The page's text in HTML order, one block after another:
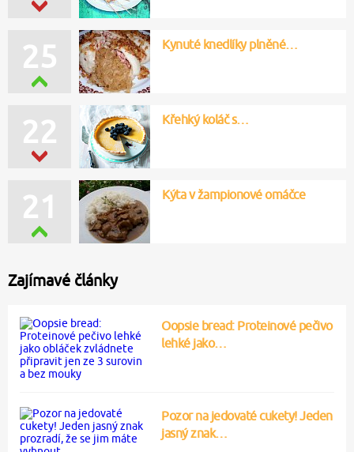
25 Kynuté knedlíky plněné…
22 Křehký koláč s…
21 Kýta v žampionové omáčce
Zajímavé články
Oopsie bread: Proteinové pečivo
lehké jako…
Pozor na jedovaté cukety! Jeden
jasný znak…